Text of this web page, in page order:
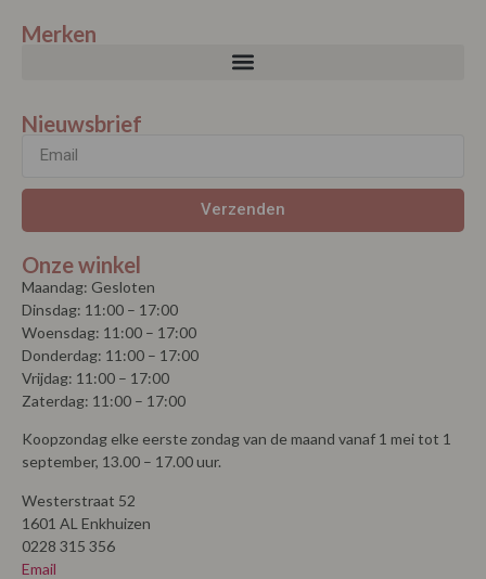
Merken
Nieuwsbrief
Verzenden
Onze winkel
Maandag: Gesloten
Dinsdag: 11:00 – 17:00
Woensdag: 11:00 – 17:00
Donderdag: 11:00 – 17:00
Vrijdag: 11:00 – 17:00
Zaterdag: 11:00 – 17:00
Koopzondag elke eerste zondag van de maand vanaf 1 mei tot 1
september, 13.00 – 17.00 uur.
Westerstraat 52
1601 AL Enkhuizen
0228 315 356
Email